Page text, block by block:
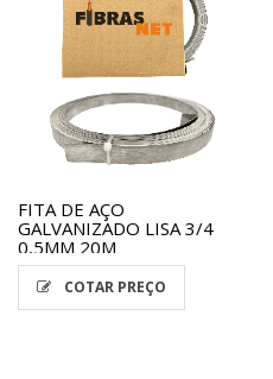
FITA DE AÇO
GALVANIZADO LISA 3/4
0,5MM 20M
COTAR PREÇO